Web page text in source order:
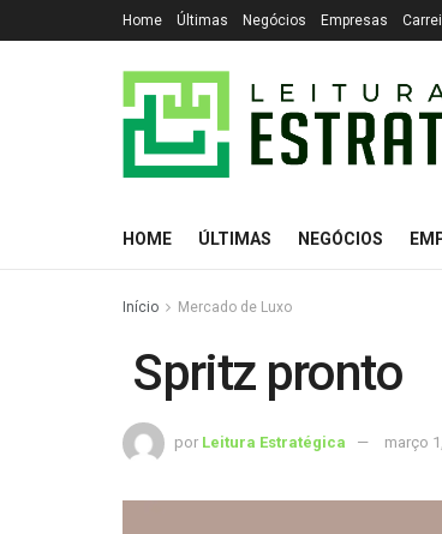
Home Últimas Negócios Empresas
HOME ÚLTIMAS NEGÓCIOS
Início Mercado de Luxo
Spritz pronto
por Leitura Estratégica março